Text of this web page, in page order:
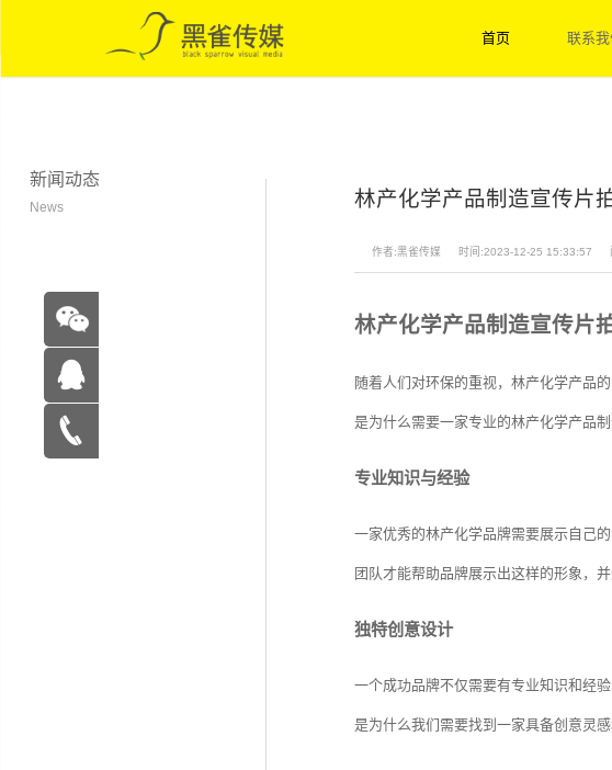
首页 联系我
新闻动态
News 林产化学产品制造宣传片
作者:黑雀传媒 时间:2023-12-25 15:33:57
林产化学产品制造宣传片
随着人们对环保的重视，林产化学产品
是为什么需要一家专业的林产化学产品制
专业知识与经验
一家优秀的林产化学品牌需要展示自己
团队才能帮助品牌展示出这样的形象，
独特创意设计
一个成功品牌不仅需要有专业知识和经
是为什么我们需要找到一家具备创意灵
在线咨